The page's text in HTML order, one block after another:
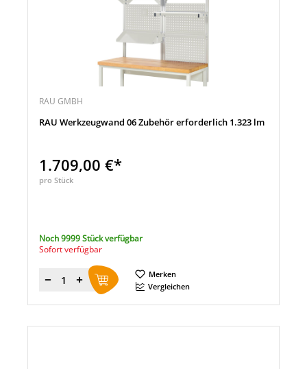
RAU GMBH
RAU Werkzeugwand 06 Zubehör erforderlich 1.323 lm
1.709,00 €*
pro Stück
Noch 9999 Stück verfügbar
Sofort verfügbar
Menge
Merken
Vergleichen